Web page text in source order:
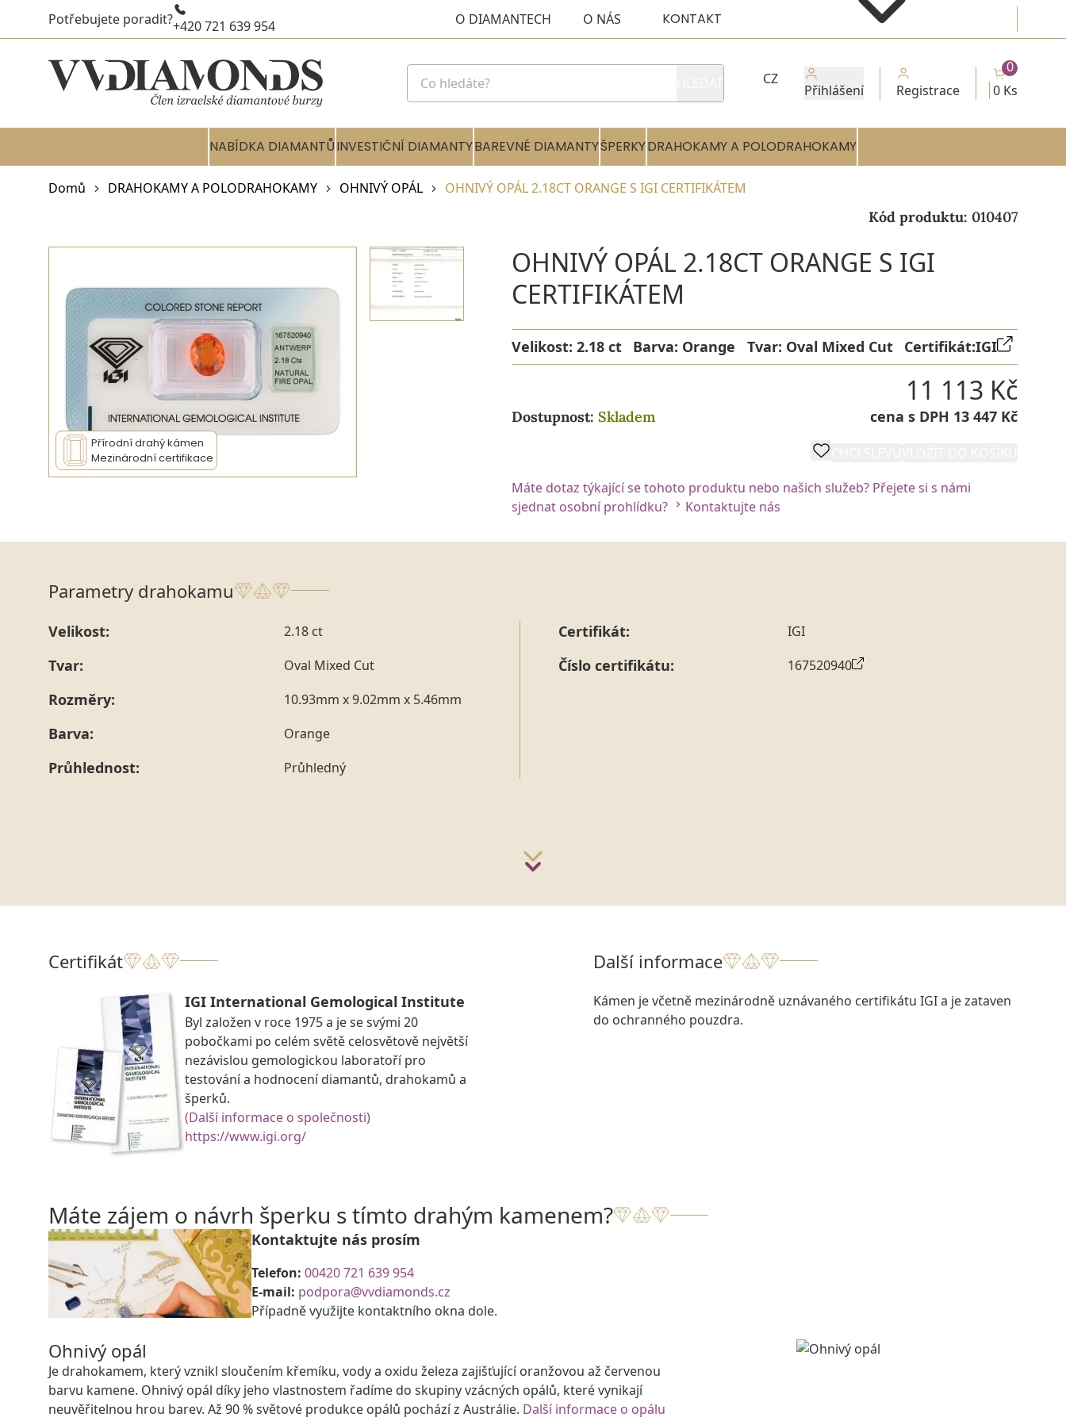
Potřebujete poradit?+420 721 639 954 O DIAMANTECH O NÁS KONTAKT
CZ
Přihlášení Registrace 0 Ks
0
NABÍDKA DIAMANTŮINVESTIČNÍ DIAMANTYBAREVNÉ DIAMANTYŠPERKYDRAHOKAMY A POLODRAHOKAMY
Domů DRAHOKAMY A POLODRAHOKAMY OHNIVÝ OPÁL OHNIVÝ OPÁL 2.18CT ORANGE S IGI CERTIFIKÁTEM
Kód produktu: 010407
Přírodní drahý kámen
Mezinárodní certifikace
OHNIVÝ OPÁL 2.18CT ORANGE S IGI
CERTIFIKÁTEM
Velikost: 2.18 ct Barva: Orange Tvar: Oval Mixed Cut Certifikát:IGI
Dostupnost: Skladem
11 113 Kč
cena s DPH 13 447 Kč
Máte dotaz týkající se tohoto produktu nebo našich služeb? Přejete si s námi
sjednat osobní prohlídku?
Kontaktujte nás
Parametry drahokamu
Velikost: 2.18 ct
Tvar: Oval Mixed Cut
Rozměry: 10.93mm x 9.02mm x 5.46mm
Barva: Orange
Průhlednost: Průhledný
Certifikát: IGI
Číslo certifikátu: 167520940
Certifikát
IGI International Gemological Institute
Byl založen v roce 1975 a je se svými 20
pobočkami po celém světě celosvětově největší
nezávislou gemologickou laboratoří pro
testování a hodnocení diamantů, drahokamů a
šperků.
(Další informace o společnosti)
https://www.igi.org/
Další informace
Kámen je včetně mezinárodně uznávaného certifikátu IGI a je zataven
do ochranného pouzdra.
Máte zájem o návrh šperku s tímto drahým kamenem?
Kontaktujte nás prosím
Telefon: 00420 721 639 954
E-mail: podpora@vvdiamonds.cz
Případně využijte kontaktního okna dole.
Ohnivý opál
Je drahokamem, který vznikl sloučením křemíku, vody a oxidu železa zajišťující oranžovou až červenou
barvu kamene. Ohnivý opál díky jeho vlastnostem řadíme do skupiny vzácných opálů, které vynikají
neuvěřitelnou hrou barev. Až 90 % světové produkce opálů pochází z Austrálie. Další informace o opálu